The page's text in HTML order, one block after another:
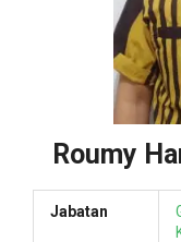
Roumy
Jabatan